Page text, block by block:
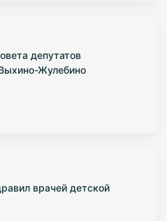
депутатов
Жулебино
врачей детской